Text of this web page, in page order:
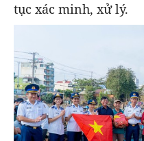
tục xác minh, xử lý.